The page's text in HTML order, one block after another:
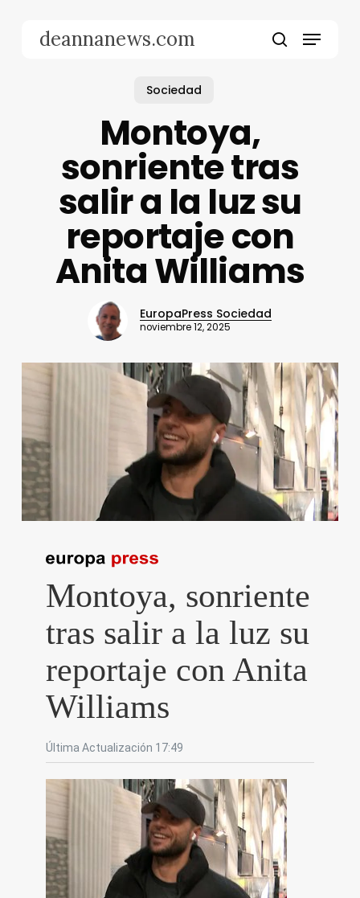
deannanews.com Menu
Sociedad
Montoya,
sonriente tras
salir a la luz su
reportaje con
Anita Williams
EuropaPress Sociedad
noviembre 12, 2025